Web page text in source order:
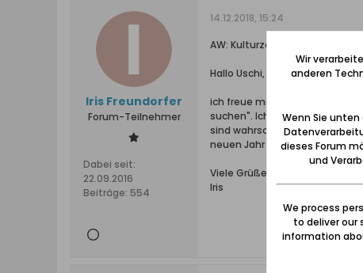
Iris Freundorfer
Forum-Teilnehmer
Dabei seit:
22.09.2016
Beiträge: 554
14.12.2018, 15:24
AW: Kulturzentrum in Ohra
Hallo Uschi,
ich freue mich, dass du den
suchen". Ich finde es auch
sind wahrscheinlich viele mit
neuen Jahr vertiefen würden.
Viele Grüße
Iris
Wir
anderen
Wenn Sie unten
dieses Forum
und
We process
to deliver our
information